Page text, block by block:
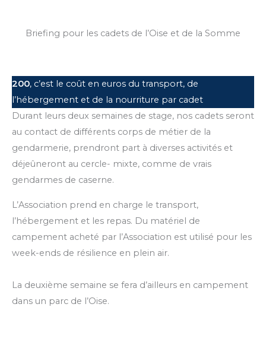
Briefing pour les cadets de l’Oise et de la Somme
200, c’est le coût en euros du transport, de
l’hébergement et de la nourriture par cadet
Durant leurs deux semaines de stage, nos cadets seront
au contact de différents corps de métier de la
gendarmerie, prendront part à diverses activités et
déjeûneront au cercle- mixte, comme de vrais
gendarmes de caserne.
L’Association prend en charge le transport,
l’hébergement et les repas. Du matériel de
campement acheté par l’Association est utilisé pour les
week-ends de résilience en plein air.
La deuxième semaine se fera d’ailleurs en campement
dans un parc de l’Oise.